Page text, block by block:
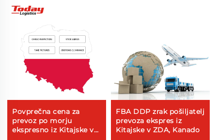
Povprečna cena za
prevoz po morju
ekspresno iz Kitajske v
FBA DDP zrak pošiljatelj
prevoza ekspres iz
Kitajske v ZDA, Kanado